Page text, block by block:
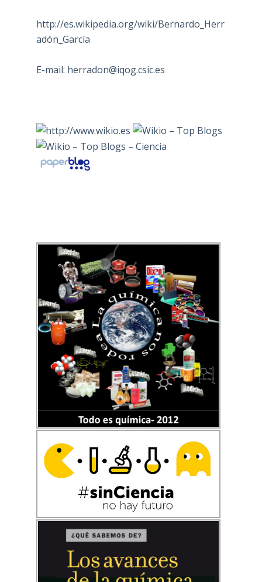
http://es.wikipedia.org/wiki/Bernardo_Herr
adón_García
E-mail: herradon@iqog.csic.es